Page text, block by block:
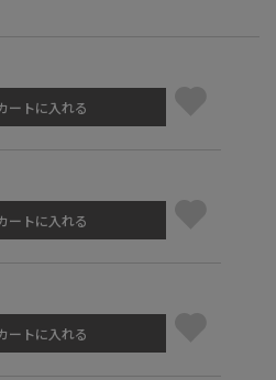
ートに入れる
ートに入れる
ートに入れる